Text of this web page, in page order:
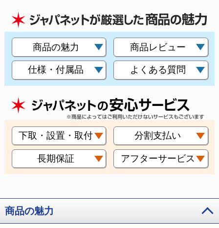
商品の魅力 商品レビュー
仕様・付属品 よくある質問
下取・設置・取付 分割支払い
長期保証 アフターサービス
商品の魅力